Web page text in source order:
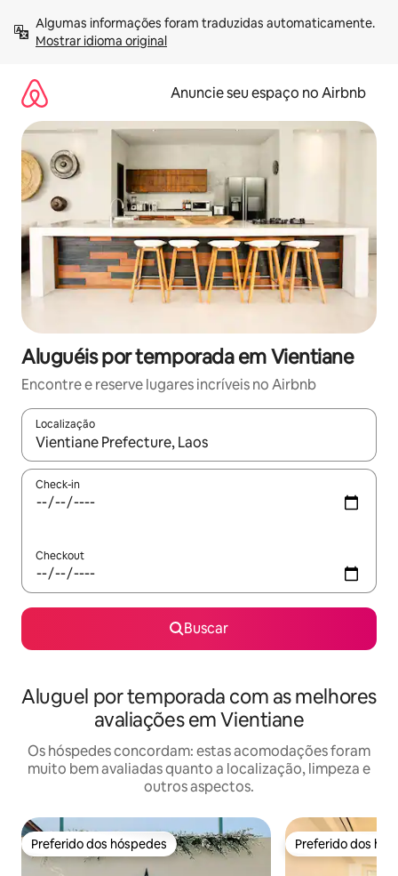
para
Mostrar idioma original
Anuncie seu espaço no Airbnb
Aluguéis por temporada em Vientiane
Encontre e reserve lugares incríveis no Airbnb
Localização
Quando os resultados estiverem disponíveis, explore-os
Check-in
Checkout
Buscar
Aluguel por temporada com as melhores
avaliações em Vientiane
Os hóspedes concordam: estas acomodações foram
muito bem avaliadas quanto a localização, limpeza e
outros aspectos.
Preferido dos hóspedes
Preferido dos hóspedes Preferido dos
Preferido dos